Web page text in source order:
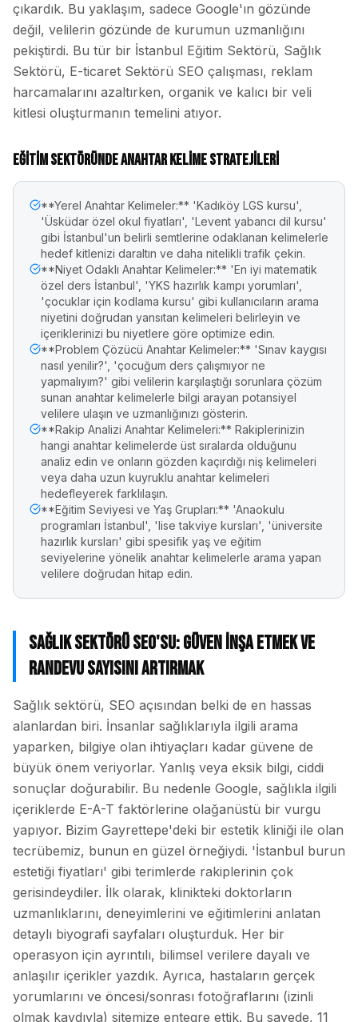
çıkardık. Bu yaklaşım, sadece Google'ın gözünde
değil, velilerin gözünde de kurumun uzmanlığını
pekiştirdi. Bu tür bir İstanbul Eğitim Sektörü, Sağlık
Sektörü, E-ticaret Sektörü SEO çalışması, reklam
harcamalarını azaltırken, organik ve kalıcı bir veli
kitlesi oluşturmanın temelini atıyor.
Eğitim Sektöründe Anahtar Kelime Stratejileri
**Yerel Anahtar Kelimeler:** 'Kadıköy LGS kursu',
'Üsküdar özel okul fiyatları', 'Levent yabancı dil kursu'
gibi İstanbul'un belirli semtlerine odaklanan kelimelerle
hedef kitlenizi daraltın ve daha nitelikli trafik çekin.
**Niyet Odaklı Anahtar Kelimeler:** 'En iyi matematik
özel ders İstanbul', 'YKS hazırlık kampı yorumları',
'çocuklar için kodlama kursu' gibi kullanıcıların arama
niyetini doğrudan yansıtan kelimeleri belirleyin ve
içeriklerinizi bu niyetlere göre optimize edin.
**Problem Çözücü Anahtar Kelimeler:** 'Sınav kaygısı
nasıl yenilir?', 'çocuğum ders çalışmıyor ne
yapmalıyım?' gibi velilerin karşılaştığı sorunlara çözüm
sunan anahtar kelimelerle bilgi arayan potansiyel
velilere ulaşın ve uzmanlığınızı gösterin.
**Rakip Analizi Anahtar Kelimeleri:** Rakiplerinizin
hangi anahtar kelimelerde üst sıralarda olduğunu
analiz edin ve onların gözden kaçırdığı niş kelimeleri
veya daha uzun kuyruklu anahtar kelimeleri
hedefleyerek farklılaşın.
**Eğitim Seviyesi ve Yaş Grupları:** 'Anaokulu
programları İstanbul', 'lise takviye kursları', 'üniversite
hazırlık kursları' gibi spesifik yaş ve eğitim
seviyelerine yönelik anahtar kelimelerle arama yapan
velilere doğrudan hitap edin.
Sağlık Sektörü SEO'su: Güven İnşa Etmek ve
Randevu Sayısını Artırmak
Sağlık sektörü, SEO açısından belki de en hassas
alanlardan biri. İnsanlar sağlıklarıyla ilgili arama
yaparken, bilgiye olan ihtiyaçları kadar güvene de
büyük önem veriyorlar. Yanlış veya eksik bilgi, ciddi
sonuçlar doğurabilir. Bu nedenle Google, sağlıkla ilgili
içeriklerde E-A-T faktörlerine olağanüstü bir vurgu
yapıyor. Bizim Gayrettepe'deki bir estetik kliniği ile olan
tecrübemiz, bunun en güzel örneğiydi. 'İstanbul burun
estetiği fiyatları' gibi terimlerde rakiplerinin çok
gerisindeydiler. İlk olarak, klinikteki doktorların
uzmanlıklarını, deneyimlerini ve eğitimlerini anlatan
detaylı biyografi sayfaları oluşturduk. Her bir
operasyon için ayrıntılı, bilimsel verilere dayalı ve
anlaşılır içerikler yazdık. Ayrıca, hastaların gerçek
yorumlarını ve öncesi/sonrası fotoğraflarını (izinli
olmak kaydıyla) sitemize entegre ettik. Bu sayede, 11